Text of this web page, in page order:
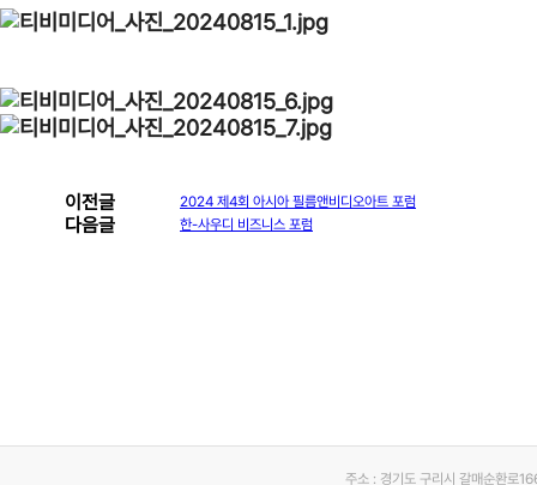
이전글 2024 제4회 아시아 필름앤비디오아트 포럼
다음글 한-사우디 비즈니스 포럼
주소 : 경기도 구리시 갈매순환로